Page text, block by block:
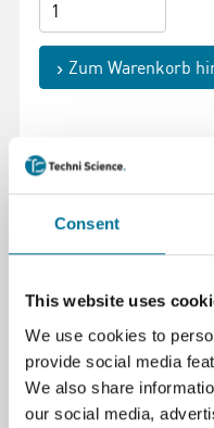
Consent
This website uses
We use cookies to
provide social media
We also share
our social media,
Zum Warenkorb
Seite drucken
Aufbewahrungsbox in
312 x 427 x 75 mm